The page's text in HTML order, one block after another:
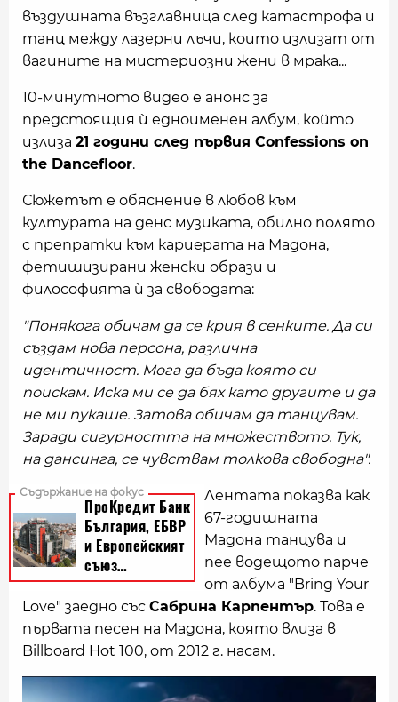
въздушната възглавница след катастрофа и
танц между лазерни лъчи, които излизат от
вагините на мистериозни жени в мрака...
10-минутното видео е анонс за
предстоящия ѝ едноименен албум, който
излиза 21 години след първия Confessions on
the Dancefloor.
Сюжетът е обяснение в любов към
културата на денс музиката, обилно полято
с препратки към кариерата на Мадона,
фетишизирани женски образи и
философията ѝ за свободата:
"Понякога обичам да се крия в сенките. Да си
създам нова персона, различна
идентичност. Мога да бъда която си
поискам. Иска ми се да бях като другите и да
не ми пукаше. Затова обичам да танцувам.
Заради сигурността на множеството. Тук,
на дансинга, се чувствам толкова свободна".
Лентата показва как
67-годишната
Мадона танцува и
пее водещото парче
от албума "Bring Your
Love" заедно със Сабрина Карпентър. Това е
първата песен на Мадона, която влиза в
Billboard Hot 100, от 2012 г. насам.